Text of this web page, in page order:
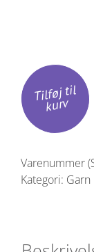
Tilføj til
kurv
Varenummer
Kategori: Garn